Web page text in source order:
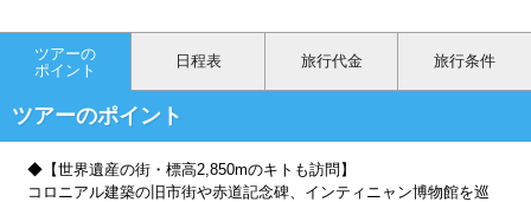
ツアーの
ポイント
日程表 旅行代金 旅行条件
ツアーのポイント
◆【世界遺産の街・標高2,850mのキトも訪問】
コロニアル建築の旧市街や赤道記念碑、インティニャン博物館を巡